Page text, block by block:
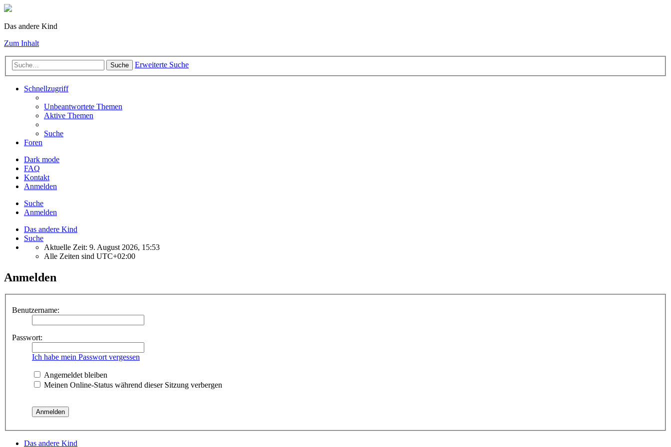
Das andere Kind
Zum Inhalt
Suche Erweiterte Suche
Schnellzugriff
Unbeantwortete Themen
Aktive Themen
Suche
Foren
Dark mode
FAQ
Kontakt
Anmelden
Suche
Anmelden
Das andere Kind
Suche
Aktuelle Zeit: 9. August 2026, 15:53
Alle Zeiten sind UTC+02:00
Anmelden
Benutzername:
Passwort:
Ich habe mein Passwort vergessen
Angemeldet bleiben
Meinen Online-Status während dieser Sitzung verbergen
Das andere Kind